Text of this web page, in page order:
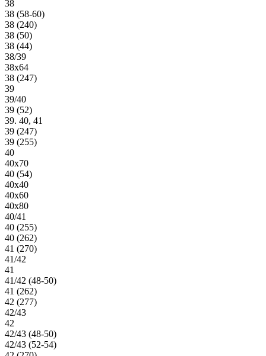
38
38 (58-60)
38 (240)
38 (50)
38 (44)
38/39
38х64
38 (247)
39
39/40
39 (52)
39. 40, 41
39 (247)
39 (255)
40
40х70
40 (54)
40х40
40х60
40х80
40/41
40 (255)
40 (262)
41 (270)
41/42
41
41/42 (48-50)
41 (262)
42 (277)
42/43
42
42/43 (48-50)
42/43 (52-54)